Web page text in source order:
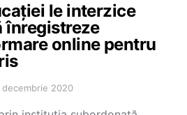
le interzice
înregistreze
online pentru
decembrie 2020